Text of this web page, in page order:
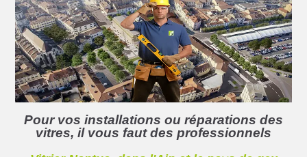
Pour vos installations ou réparations des
vitres, il vous faut des professionnels